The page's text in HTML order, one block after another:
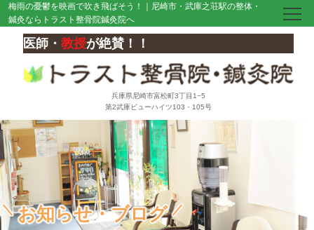
梅雨の憂鬱を映画で吹き飛ばそう！｜尼崎市・武庫之荘駅の整体・
鍼灸ならトラスト整骨院鍼灸院へ
医師・教授が絶賛！！
兵庫県尼崎市富松町3丁目1−5
第2武庫ビューハイツ103・105号
お知らせ・ブログ